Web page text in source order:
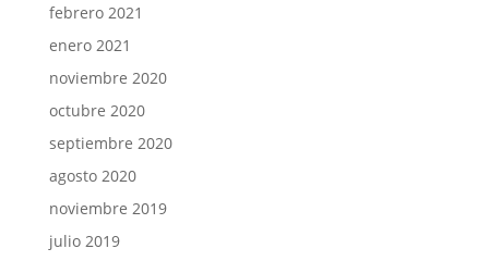
febrero 2021
enero 2021
noviembre 2020
octubre 2020
septiembre 2020
agosto 2020
noviembre 2019
julio 2019